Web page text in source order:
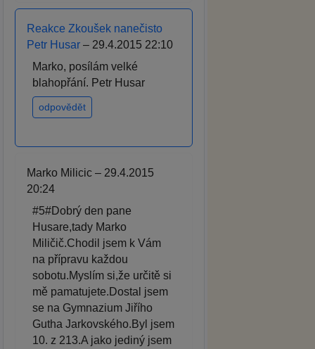
Reakce Zkoušek nanečisto
Petr Husar – 29.4.2015 22:10
Marko, posílám velké
blahopřání. Petr Husar
odpovědět
Marko Milicic – 29.4.2015
20:24
#5#Dobrý den pane
Husare,tady Marko
Miličič.Chodil jsem k Vám
na přípravu každou
sobotu.Myslím si,že určitě si
mě pamatujete.Dostal jsem
se na Gymnazium Jiřího
Gutha Jarkovského.Byl jsem
10. z 213.A jako jediný jsem